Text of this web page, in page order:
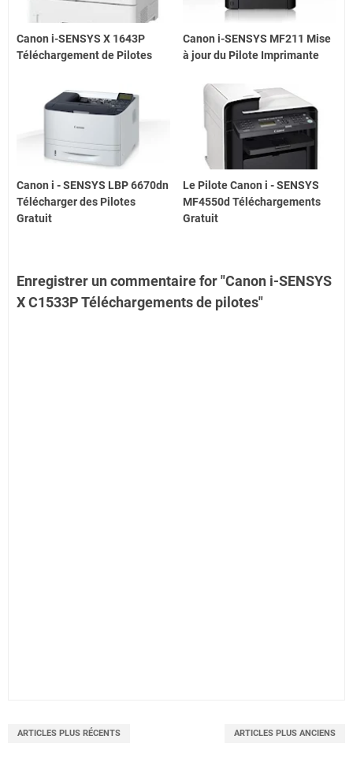
Canon i-SENSYS X 1643P
Téléchargement de Pilotes
Canon i-SENSYS MF211 Mise
à jour du Pilote Imprimante
Canon i - SENSYS LBP 6670dn
Télécharger des Pilotes
Gratuit
Le Pilote Canon i - SENSYS
MF4550d Téléchargements
Gratuit
Enregistrer un commentaire for "Canon i-SENSYS
X C1533P Téléchargements de pilotes"
ARTICLES PLUS RÉCENTS ARTICLES PLUS ANCIENS